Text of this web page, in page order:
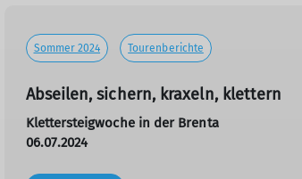
Sommer 2024 Tourenberichte
Abseilen, sichern, kraxeln, klettern
Klettersteigwoche in der Brenta
06.07.2024